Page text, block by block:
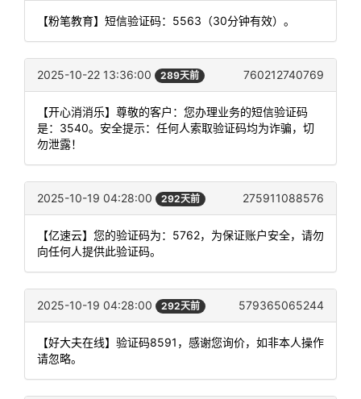
【粉笔教育】短信验证码：5563（30分钟有效）。
2025-10-22 13:36:00 289天前 760212740769
【开心消消乐】尊敬的客户：您办理业务的短信验证码
是：3540。安全提示：任何人索取验证码均为诈骗，切
勿泄露！
2025-10-19 04:28:00 292天前 275911088576
【亿速云】您的验证码为：5762，为保证账户安全，请勿
向任何人提供此验证码。
2025-10-19 04:28:00 292天前 579365065244
【好大夫在线】验证码8591，感谢您询价，如非本人操作
请忽略。